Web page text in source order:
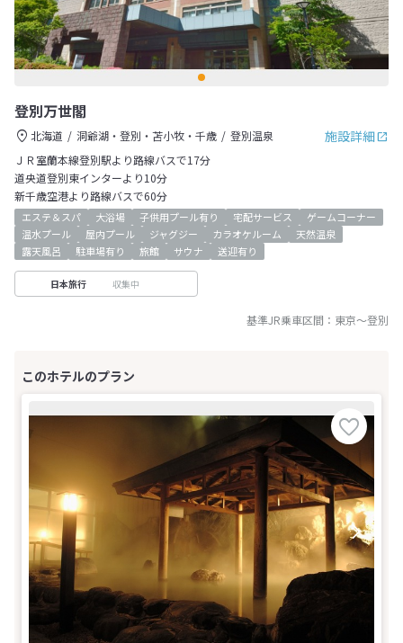
登別万世閣
施設詳細
北海道 洞爺湖・登別・苫小牧・千歳
登別温泉
ＪＲ室蘭本線登別駅より路線バスで17分
道央道登別東インターより10分
新千歳空港より路線バスで60分
エステ＆スパ 大浴場 子供用プール有り 宅配サービス
ゲームコーナー
温水プール
屋内プール ジャグジー カラオケルーム
天然温泉
露天風呂
駐車場有り 旅館 サウナ 送迎有り
日本旅行 収集中
基準JR乗車区間： 東京～登別